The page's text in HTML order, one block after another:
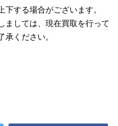
する場合がございます。
ましては、現在買取を行って
承ください。